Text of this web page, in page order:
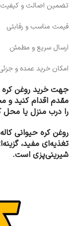
تضمین اصالت و کیفیت
قیمت مناسب و رقابتی
ارسال سریع و مطمئن
امکان خرید عمده و
جهت خرید روغن کره
مقدم اقدام کنید و
را درب منزل یا
روغن کره حیوانی
تغذیه‌ای مفید،
شیرینی‌پزی است.